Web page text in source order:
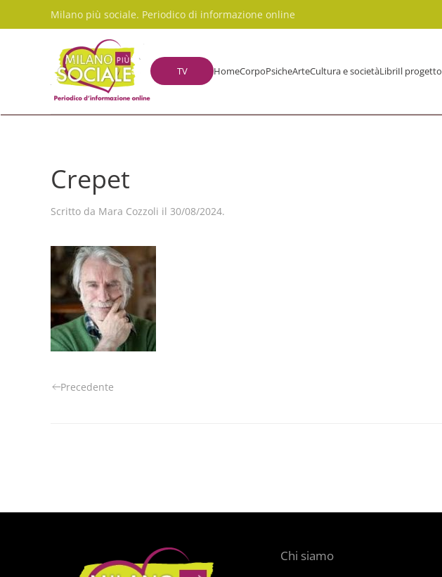
Skip to main content
Milano più sociale. Periodico di informazione online
TV HomeCorpoPsicheArteCultura e societàLibriIl progetto
Crepet
Scritto da Mara Cozzoli il 30/08/2024.
Precedente
Chi siamo